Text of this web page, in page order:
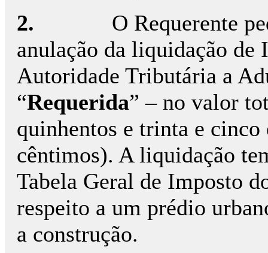
2. O Requerente
anulação da liquidação
Autoridade Tributária a
“Requerida” – no valor
quinhentos e trinta e cinco
cêntimos). A liquidação
Tabela Geral de Imposto
respeito a um prédio
a construção.